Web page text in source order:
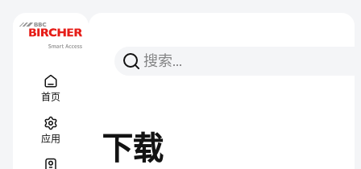
首页
应用
搜索
搜索
下载